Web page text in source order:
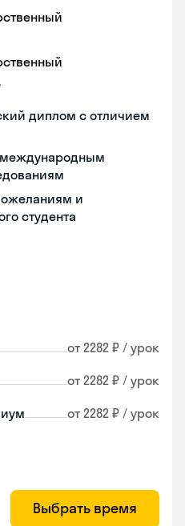
диплом с отличием
международным
и
студента
от 2282 ₽ / урок
от 2282 ₽ / урок
от 2282 ₽ / урок
Выбрать время